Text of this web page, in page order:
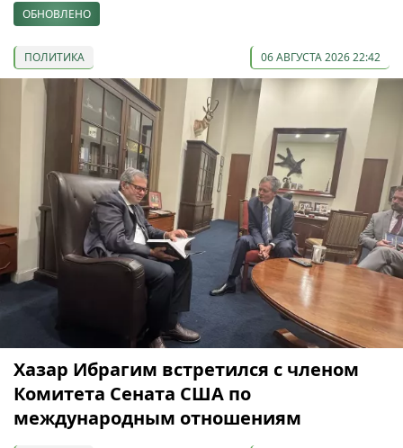
ОБНОВЛЕНО
ПОЛИТИКА 06 АВГУСТА 2026 22:42
Хазар Ибрагим встретился с членом
Комитета Сената США по
международным отношениям